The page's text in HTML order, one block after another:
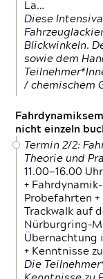
La…
Diese
Blickwinkeln.
sowie dem
/ chemischem
nicht einzeln
Termin 2/2:
Theorie und
11.00—16.00 Uhr
+
Probefahrten
Trackwalk auf
Nürburgring-
Übernachtung
+ Kenntnisse
Die